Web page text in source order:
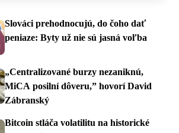
Slováci prehodnocujú, do čoho dať
peniaze: Byty už nie sú jasná voľba
„Centralizované burzy nezaniknú,
MiCA posilní dôveru,” hovorí David
Zábranský
Bitcoin stláča volatilitu na historické